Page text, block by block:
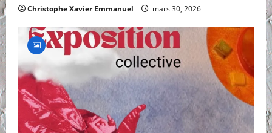
Christophe Xavier Emmanuel mars 30, 2026